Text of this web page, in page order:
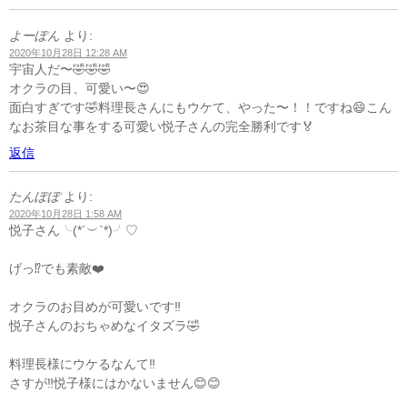
よーぽん より:
2020年10月28日 12:28 AM
宇宙人だ〜🤣🤣🤣
オクラの目、可愛い〜😍
面白すぎです🤣料理長さんにもウケて、やった〜！！ですね😄こん
なお茶目な事をする可愛い悦子さんの完全勝利です🏅
返信
たんぽぽ より:
2020年10月28日 1:58 AM
悦子さん╰(*´︶`*)╯♡
げっ⁉️でも素敵❤️
オクラのお目めが可愛いです‼️
悦子さんのおちゃめなイタズラ🤣
料理長様にウケるなんて‼️
さすが‼️悦子様にはかないません😊😊